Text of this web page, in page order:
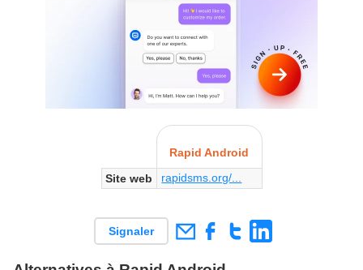
Rapid Android
Site web
rapidsms.org/...
Signaler